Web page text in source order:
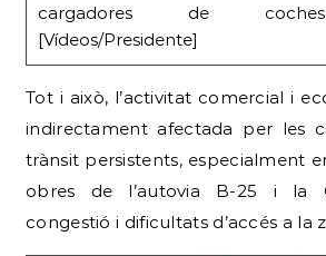
cargadores de
[Vídeos/Presidente]
Tot i això, l’activitat comercial i
indirectament afectada per les
trànsit persistents, especialment
obres de l’autovia B-25 i la
congestió i dificultats d’accés a la